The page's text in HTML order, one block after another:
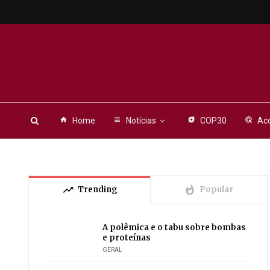
home Home view_headline Notícias energy_savings_leaf COP30 ads_click
trending_up Trending whatshot Popular
A polêmica e o tabu sobre bombas
e proteínas
GERAL